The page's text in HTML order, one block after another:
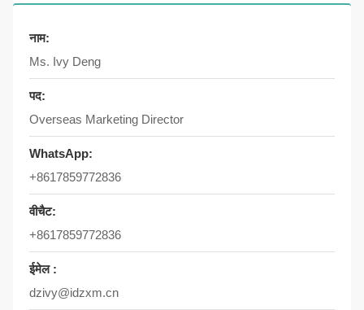
नाम:
Ms. Ivy Deng
पद:
Overseas Marketing Director
WhatsApp:
+8617859772836
वीचैट:
+8617859772836
ईमेल :
dzivy@idzxm.cn